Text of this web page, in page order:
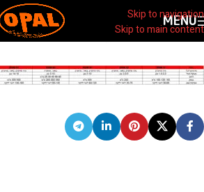
Skip to navigation
Skip to main content
MENU מסור גלגל
On אפריל 5, 2022